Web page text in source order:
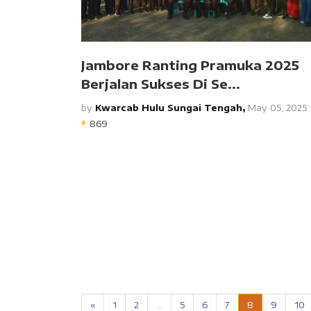
Jambore Ranting Pramuka 2025
Berjalan Sukses Di Se...
by Kwarcab Hulu Sungai Tengah, May 05, 2025
869
« 1 2 5 6 7 8 9 10